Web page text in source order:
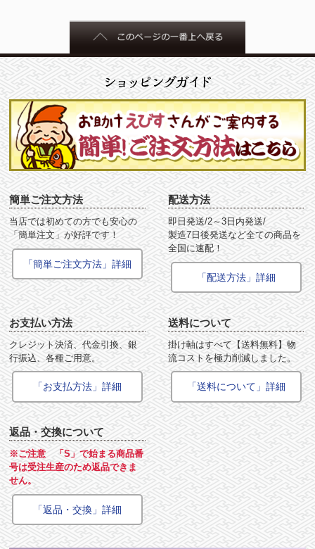
簡単ご注文方法
当店では初めての方でも安心の
「簡単注文」が好評です！
「簡単ご注文方法」詳細
配送方法
即日発送/2～3日内発送/
製造7日後発送など全ての商品を
全国に速配！
「配送方法」詳細
お支払い方法
クレジット決済、代金引換、銀
行振込、各種ご用意。
「お支払方法」詳細
送料について
掛け軸はすべて【送料無料】物
流コストを極力削減しました。
「送料について」詳細
返品・交換について
※ご注意 「S」で始まる商品番
号は受注生産のため返品できま
せん。
「返品・交換」詳細